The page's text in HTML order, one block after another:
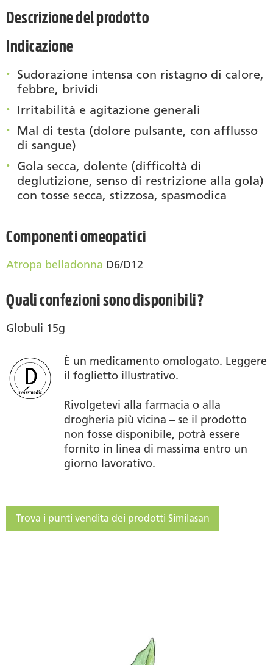
Descrizione del prodotto
Indicazione
Sudorazione intensa con ristagno di calore,
febbre, brividi
Irritabilità e agitazione generali
Mal di testa (dolore pulsante, con afflusso
di sangue)
Gola secca, dolente (difficoltà di
deglutizione, senso di restrizione alla gola)
con tosse secca, stizzosa, spasmodica
Componenti omeopatici
Atropa belladonna D6/D12
Quali confezioni sono disponibili?
Globuli 15g
È un medicamento omologato. Leggere
il foglietto illustrativo.
Rivolgetevi alla farmacia o alla
drogheria più vicina – se il prodotto
non fosse disponibile, potrà essere
fornito in linea di massima entro un
giorno lavorativo.
Trova i punti vendita dei prodotti Similasan